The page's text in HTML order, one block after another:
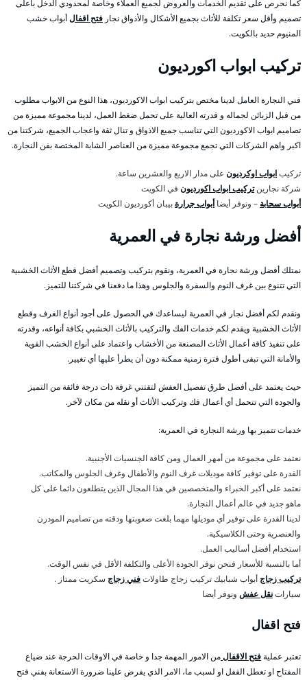
كما نحرص على تقديم الخدمات والعروض لجميع العملاء وخاصة لمحدودي الدخل بأعلى
تصميم وأقل سعر تكلفة للأثاث بجميع الأشكال والأذواق نجار فتح اقفالأبواب خشب
المنيوم حديد بالكويت.
تركيب ابواب اكورديون
فني النجارة العامل لدينا مختص بتركيب ابواب الاكورديون، هذا النوع من الابواب مطلوب
من قبل الزبائن لجماله و قدرته العالية على تحمل ضغط العمل، لدينا مجموعة مميزة من
تصاميم ابواب الاكورديون التي تناسب جميع الاذواق و تنال ثقة واعجاب الجميع، شركتنا من
اكبر واهم الشركات التي تجمع مجموعة مميزة من العناصر الشابة المختصة بفن النجارة.
تركيبابواب اوكرديون على مدار الاربع والعشرين ساعة.
شركة نجارينتركيب ابواب اكورديون في الكويت
أبواب سحابة – ونوفر أيضاأبواب جرارةبيبان أكورديون الكويت
أفضل ورشة نجارة في العمرية
نمتلك أفضل ورشة نجارة في العمرية، ونقوم بتركيب وتصميم أفضل قطع الأثاث الخشبية
التي تتنوع بين غرف النوم والسفرة والجلوس وهذا ما دفعنا في شركتنا للتميز.
ونقدم لكم أفضل نجار في العمرية ليساعدك في الحصول على أجود أنواع الغرف وقطع
الأثاث الخشبية ويقدم لكم خدمات الفك والتركيب بالأثاث الخشبي بكافة أنواعه، وقدرته
على تنفيذ كافة أعمال الأثاث المصنعة من الأخشاب واعتماد على أنواع الخشب القوية
والأمانة التي تبقى أطول فترة زمنية ممكنة دون أن يطرأ عليها أي تغيير.
حيث يعتمد على أفضل طرق تفصيل العفش لتقتني غرفة ذات درجة فائقة من التميز
والجودة التي تتحمل أي أعمال فك وتركيب الأثاث أو نقله من مكان لآخر.
خدمات تتميز بها ورشة النجارة في العمرية:
نعتمد على مجموعة من أمهر العمال ومن كافة الجنسيات الأجنبية.
القدرة على توفير كافة موديلات غرف النوم والأطفال وغرف الجلوس والمكاتب.
نعتمد على أكبر الخبراء والمتخصصين في هذا المجال الذين يتطلعون دائما على كل
ماهو جديد في عالم أعمال النجارة.
لدينا القدرة على توفير أي موديلها مهما بلغت صعوبتها ودقته من تصاميم المودرن
والعنصرية وحتى الكلاسيكية.
استخدام أفضل أساليب العمل.
أما بالنسبة للأسعار فنحن نوفر الجودة الأعلى والتكلفة الأقل في نفس الوقت.
تركيب زجاج أبواب شبابيك تركيب زجاج طاولاتفني زجاج سكريت ممتاز .
سياراتنقل عفش ونوفر أيضا
فتح اقفال
تعتبر عمليةفتح الاقفالمن الامور المهمة جدا و خاصة في الاوقات الحرجة عند ضياع
المفتاح او تعطل القفل او لسبب ما، الامر الذي يفرض علينا ضرورة الاستعانة بفني فتح